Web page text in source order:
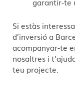
Si estàs
d’inversió a
acompanyar-te
nosaltres i
teu projecte.